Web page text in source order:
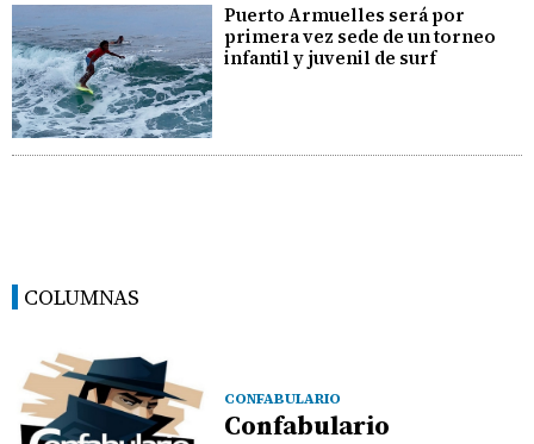
Puerto Armuelles será por
primera vez sede de un torneo
infantil y juvenil de surf
COLUMNAS
CONFABULARIO
Confabulario